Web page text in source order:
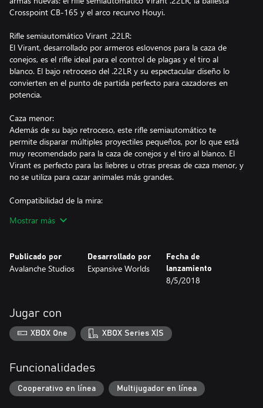
Crosspoint CB-165 y el arco recurvo Houyi.
Rifle semiautomático Virant .22LR:
El Virant, desarrollado por armeros eslovenos para la caza de
conejos, es el rifle ideal para el control de plagas y el tiro al
blanco. El bajo retroceso del .22LR y su espectacular diseño lo
convierten en el punto de partida perfecto para cazadores en
potencia.
Caza menor:
Además de su bajo retroceso, este rifle semiautomático te
permite disparar múltiples proyectiles pequeños, por lo que está
muy recomendado para la caza de conejos y el tiro al blanco. El
Virant es perfecto para las liebres u otras presas de caza menor, y
no se utiliza para cazar animales más grandes.
Compatibilidad de la mira:
embargo, este rifle se puede usar con otras miras para conseguir
Klasika y Express:
El rifle semiautomático Virant .22LR viene en dos colores
Crosspoint CB-165:
Con sus 165 pies-libra, esta ballesta de precisión posee potencia
suficiente para abatir a los animales más grandes. Con un
carga integrado y un carcaj de 4 flechas, la Crosspoint CB-165 es
Ballesta Orfeo 1-5X30
Mostrar más
Publicado por
Avalanche Studios
Desarrollado por
Expansive Worlds
Fecha de
lanzamiento
8/5/2018
Jugar con
XBOX One XBOX Series X|S
Funcionalidades
Cooperativo en línea Multijugador en línea